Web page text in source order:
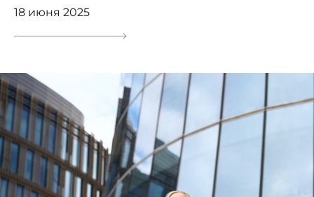
18 июня 2025